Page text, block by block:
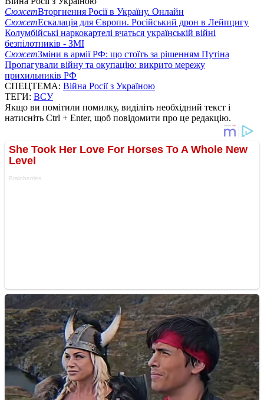
СюжетВторгнення Росії в Україну. Онлайн
СюжетЕскалація для Європи. Російський дрон в Лейпцигу
Колумбійські наркокартелі вчаться українській війні
безпілотників - ЗМІ
СюжетЗміни в армії РФ: що стоїть за рішенням Путіна
Пропагували війну та окупацію: викрито мережу
прихильників РФ
СПЕЦТЕМА: Війна Росії з Україною
ТЕГИ: ВСУ
Якщо ви помітили помилку, виділіть необхідний текст і
натисніть Ctrl + Enter, щоб повідомити про це редакцію.